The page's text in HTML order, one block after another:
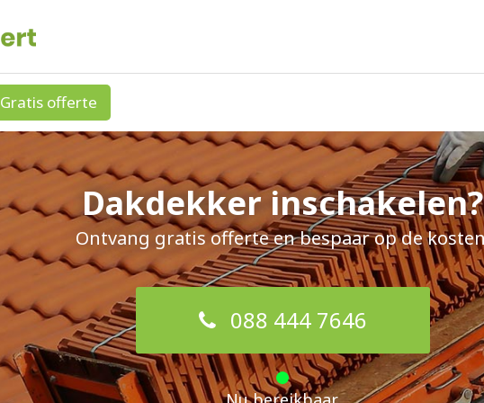
Gratis offerte
Dakdekker inschakelen?
Ontvang gratis offerte en bespaar op de
088 444 7646